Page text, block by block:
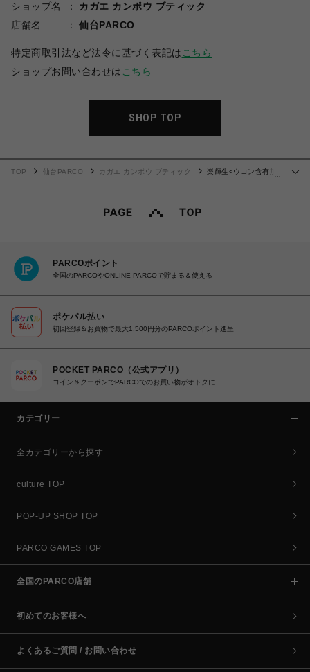
ショップ名
カガエ カンポウ ブティック
店舗名
仙台PARCO
特定商取引法など法令に基づく表記は こちら
ショップお問い合わせは こちら
SHOP TOP
…
TOP 仙台PARCO カガエ カンポウ ブティック
楽輝生<ウコン含有加
PARCOポイント
全国のPARCOやONLINE PARCOで貯まる＆使える
ポケパル払い
初回登録＆お買物で最大1,500円分のPARCOポイント進呈
POCKET PARCO（公式アプリ）
コイン＆クーポンでPARCOでのお買い物がオトクに
カテゴリー
全カテゴリーから探す
culture TOP
POP-UP SHOP TOP
PARCO GAMES TOP
全国のPARCO店舗
初めてのお客様へ
よくあるご質問 / お問い合わせ